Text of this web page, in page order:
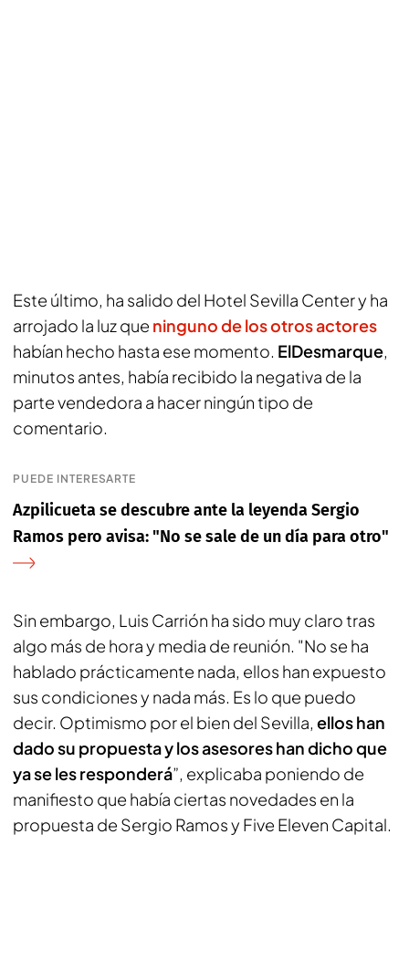
Este último, ha salido del Hotel Sevilla Center y ha
arrojado la luz que ninguno de los otros actores
habían hecho hasta ese momento. ElDesmarque,
minutos antes, había recibido la negativa de la
parte vendedora a hacer ningún tipo de
comentario.
PUEDE INTERESARTE
Azpilicueta se descubre ante la leyenda Sergio
Ramos pero avisa: "No se sale de un día para otro"
Sin embargo, Luis Carrión ha sido muy claro tras
algo más de hora y media de reunión. "No se ha
hablado prácticamente nada, ellos han expuesto
sus condiciones y nada más. Es lo que puedo
decir. Optimismo por el bien del Sevilla, ellos han
dado su propuesta y los asesores han dicho que
ya se les responderá”, explicaba poniendo de
manifiesto que había ciertas novedades en la
propuesta de Sergio Ramos y Five Eleven Capital.